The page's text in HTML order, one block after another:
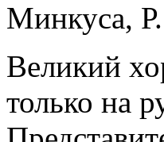
Минкуса,
Великий
только на